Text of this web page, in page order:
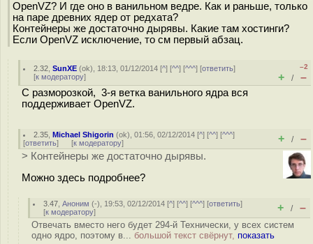
OpenVZ? И где оно в ванильном ведре. Как и раньше, только
на паре древних ядер от редхата?
Контейнеры же достаточно дырявы. Какие там хостинги?
Если OpenVZ исключение, то см первый абзац.
2.32 ,SunXE (ok), 18:13, 01/12/2014 [^] [^^] [^^^] [ответить]
[к модератору]
–2
+ / –
С разморозкой, 3-я ветка ванильного ядра вся
поддерживает OpenVZ.
2.35 ,Michael Shigorin (ok), 01:56, 02/12/2014 [^] [^^] [^^^]
[ответить] [к модератору] + / –
> Контейнеры же достаточно дырявы.
Можно здесь подробнее?
3.47 ,Аноним (-), 19:53, 02/12/2014 [^] [^^] [^^^] [ответить]
[к модератору] + / –
Отвечать вместо него будет 294-й Технически, у всех систем
одно ядро, поэтому в... большой текст свёрнут, показать